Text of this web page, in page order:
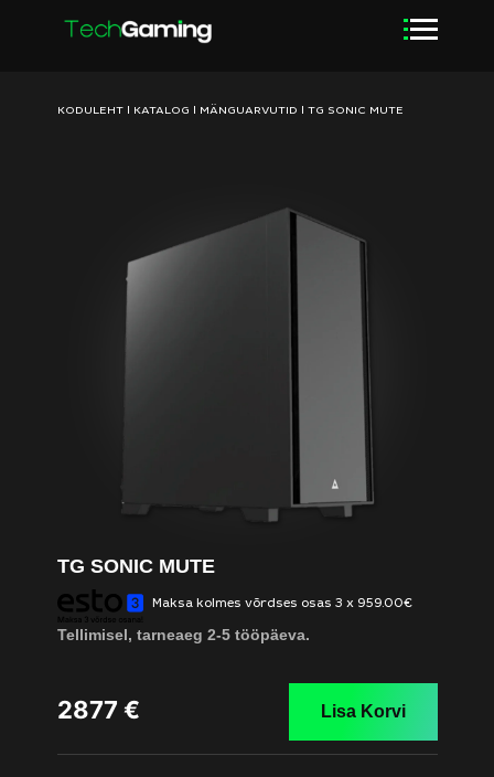
KODULEHT| KATALOG | MÄNGUARVUTID | TG SONIC MUTE
TG SONIC MUTE
Maksa kolmes võrdses osas 3 x 959.00€
Tellimisel, tarneaeg 2-5 tööpäeva.
2877 € Lisa Korvi